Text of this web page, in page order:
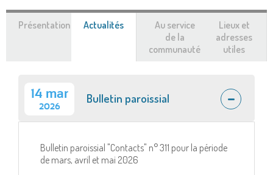
Présentation Actualités
Au service
de la
communauté
Lieux et
adresses
utiles
14 mar
2026
Bulletin paroissial
Bulletin paroissial "Contacts" n° 311 pour la période
de mars, avril et mai 2026